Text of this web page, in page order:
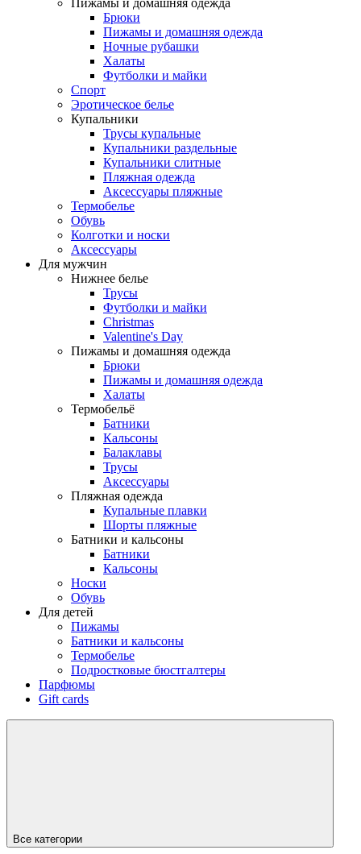
Брюки
Пижамы и домашняя одежда
Ночные рубашки
Халаты
Футболки и майки
Спорт
Эротическое белье
Купальники
Трусы купальные
Купальники раздельные
Купальники слитные
Пляжная одежда
Аксессуары пляжные
Термобелье
Обувь
Колготки и носки
Аксессуары
Для мужчин
Нижнее белье
Трусы
Футболки и майки
Christmas
Valentine's Day
Пижамы и домашняя одежда
Брюки
Пижамы и домашняя одежда
Халаты
Термобельё
Батники
Кальсоны
Балаклавы
Трусы
Аксессуары
Пляжная одежда
Купальные плавки
Шорты пляжные
Батники и кальсоны
Батники
Кальсоны
Носки
Обувь
Для детей
Пижамы
Батники и кальсоны
Термобелье
Подростковые бюстгалтеры
Парфюмы
Gift cards
Все категории